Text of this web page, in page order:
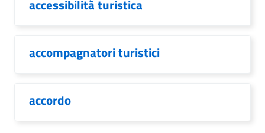
accessibilità turistica
accompagnatori turistici
accordo